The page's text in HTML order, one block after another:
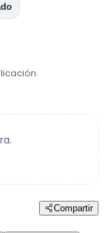
Compartir